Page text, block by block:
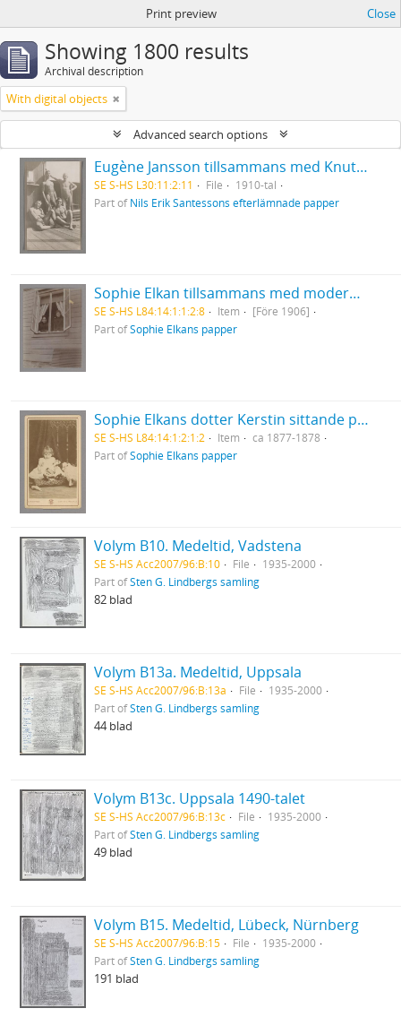
Print preview Close
Showing 1800 results
Archival description
With digital objects
Advanced search options
Eugène Jansson tillsammans med Knut Nyman och okända män vid Flottans badhus, Skeppsholmen, 1910-tal
SE S-HS L30:11:2:11 File
1910-tal
Part ofNils Erik Santessons efterlämnade papper
Sophie Elkan tillsammans med modern Henriette Salomon.
SE S-HS L84:14:1:1:2:8 Item
[Före 1906]
Part ofSophie Elkans papper
Sophie Elkans dotter Kerstin sittande på kudde med ett leksakslamm bredvid sig
SE S-HS L84:14:1:2:1:2 Item
ca 1877-1878
Part ofSophie Elkans papper
Volym B10. Medeltid, Vadstena
SE S-HS Acc2007/96:B:10 File
1935-2000
Part ofSten G. Lindbergs samling
82 blad
Volym B13a. Medeltid, Uppsala
SE S-HS Acc2007/96:B:13a File
1935-2000
Part ofSten G. Lindbergs samling
44 blad
Volym B13c. Uppsala 1490-talet
SE S-HS Acc2007/96:B:13c File
1935-2000
Part ofSten G. Lindbergs samling
49 blad
Volym B15. Medeltid, Lübeck, Nürnberg
SE S-HS Acc2007/96:B:15 File
1935-2000
Part ofSten G. Lindbergs samling
191 blad